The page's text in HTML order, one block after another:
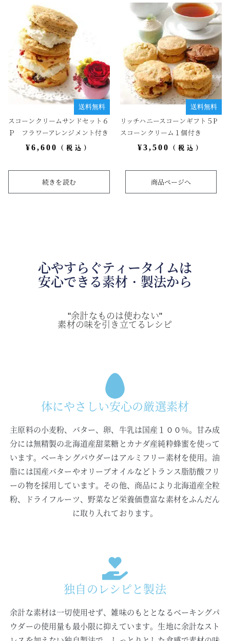
送料無料
スコーンクリームサンドセット６
Ｐ フラワーアレンジメント付き
¥6,600 （税込）
続きを読む
送料無料
リッチハニースコーンギフト５P
スコーンクリーム１個付き
¥3,500 （税込）
商品ページへ
心やすらぐティータイムは
安心できる素材・製法から
"余計なものは使わない"
素材の味を引き立てるレシピ
体にやさしい安心の厳選素材
主原料の小麦粉、バター、卵、牛乳は国産１００％。甘み成
分には無精製の北海道産甜菜糖とカナダ産純粋蜂蜜を使って
います。ベーキングパウダーはアルミフリー素材を使用。油
脂には国産バターやオリーブオイルなどトランス脂肪酸フリ
ーの物を採用しています。その他、商品により北海道産全粒
粉、ドライフルーツ、野菜など栄養価豊富な素材をふんだん
に取り入れております。
独自のレシピと製法
余計な素材は一切使用せず、雑味のもととなるベーキングパ
ウダーの使用量も最小限に抑えています。生地に余計なスト